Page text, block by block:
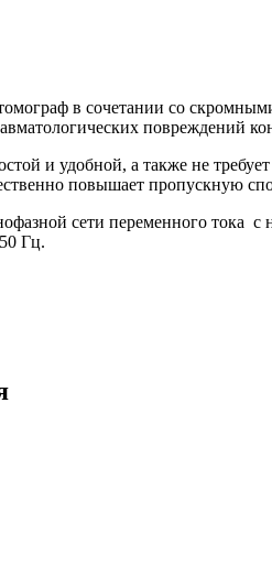
в сочетании со
повреждений
и удобной, а также не
повышает пропускную
сети переменного тока
Гц.